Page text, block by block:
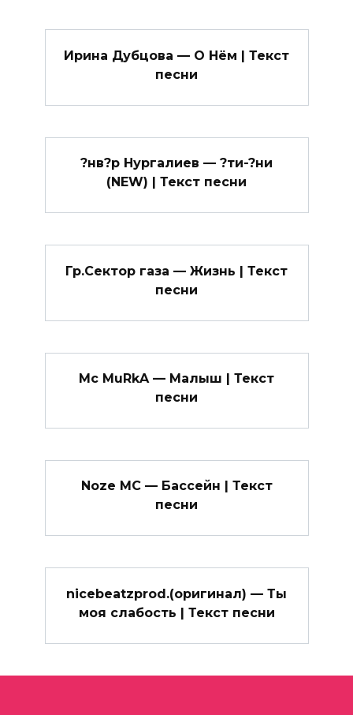
Ирина Дубцова — О Нём | Текст
песни
?нв?р Нургалиев — ?ти-?ни
(NEW) | Текст песни
Гр.Сектор газа — Жизнь | Текст
песни
Mc MuRkA — Малыш | Текст
песни
Noze MC — Бассейн | Текст
песни
nicebeatzprod.(оригинал) — Ты
моя слабость | Текст песни